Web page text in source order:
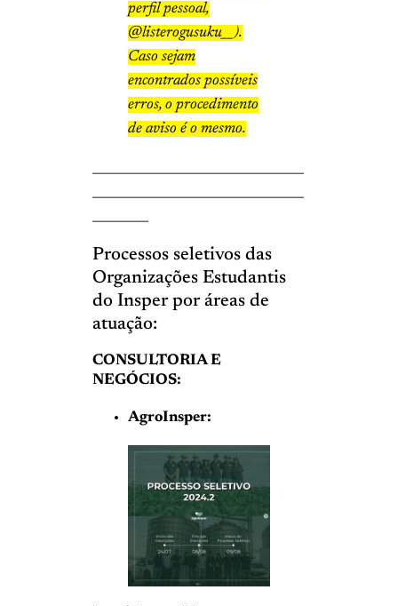
perfil pessoal,
@listerogusuku__).
Caso sejam
encontrados possíveis
erros, o procedimento
de aviso é o mesmo.
Processos seletivos das
Organizações Estudantis
do Insper por áreas de
atuação:
CONSULTORIA E
NEGÓCIOS:
AgroInsper: